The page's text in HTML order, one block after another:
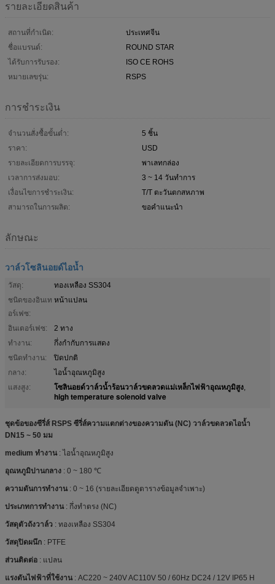
รายละเอียดสินค้า
สถานที่กำเนิด:
ประเทศจีน
ชื่อแบรนด์:
ROUND STAR
ได้รับการรับรอง:
ISO CE ROHS
หมายเลขรุ่น:
RSPS
การชำระเงิน
จำนวนสั่งซื้อขั้นต่ำ:
5 ชิ้น
ราคา:
USD
รายละเอียดการบรรจุ:
พาเลทกล่อง
เวลาการส่งมอบ:
3 ~ 14 วันทำการ
เงื่อนไขการชำระเงิน:
T/T ตะวันตกสหภาพ
สามารถในการผลิต:
ขอคำแนะนำ
ลักษณะ
วาล์วโซลินอยด์ไอน้ำ
วัสดุ:
ทองเหลือง SS304
ชนิดของอินเท
อร์เฟซ:
หน้าแปลน
อินเตอร์เฟซ:
2 ทาง
ทำงาน:
กึ่งกำกับการแสดง
ชนิดทำงาน:
ปิดปกติ
กลาง:
ไอน้ำอุณหภูมิสูง
แสงสูง:
โซลินอยด์วาล์วน้ำร้อนวาล์วขดลวดแม่เหล็กไฟฟ้าอุณหภูมิสูง,
high temperature solenoid valve
ชุดข้อของซีรี่ส์ RSPS ซีรี่ส์ความแตกต่างของความดัน (NC) วาล์วขดลวดไอน้ำ
DN15 ~ 50 มม
medium ทำงาน: ไอน้ำอุณหภูมิสูง
อุณหภูมิปานกลาง : 0 ~ 180 ℃
ความดันการทำงาน: 0 ~ 16 (รายละเอียดดูตารางข้อมูลจำเพาะ)
ประเภทการทำงาน: กึ่งทำตรง (NC)
วัสดุตัวถังวาล์ว : ทองเหลือง SS304
วัสดุปิดผนึก : PTFE
ส่วนติดต่อ : แปลน
แรงดันไฟฟ้าที่ใช้งาน: AC220 ~ 240V AC110V 50 / 60Hz DC24 / 12V IP65 H